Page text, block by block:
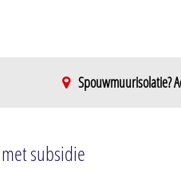
Spouwmuurisolatie?
subsidie